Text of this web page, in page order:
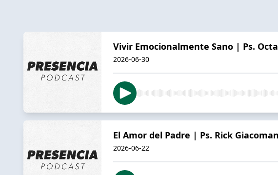
Vivir Emocionalmente Sano | Ps.
2026-06-30
El Amor del Padre | Ps. Rick Giacoman
2026-06-22